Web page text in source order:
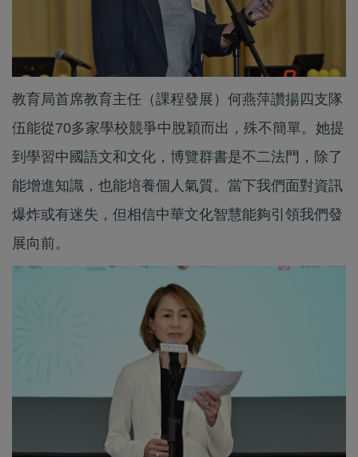
教育局首席教育主任（課程發展）何燕萍讚揚四支隊
伍能從70多家學校競爭中脫穎而出，殊不簡單。她提
到學習中國語文和文化，博覽群書是不二法門，除了
能增進知識，也能培養個人氣質。當下我們面對資訊
爆炸或有迷失，但相信中華文化智慧能夠引領我們發
展向前。